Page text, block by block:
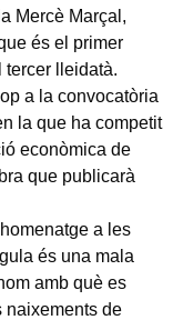
Mercè Marçal,
és el primer
tercer lleidatà.
a la convocatòria
la que ha competit
econòmica de
que publicarà
a les
és una mala
amb què es
naixements de